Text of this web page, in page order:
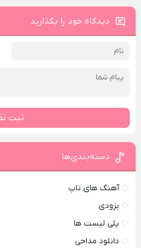
دیدگاه خود را بگذارید
ثبت
دسته‌بندی‌ها
آهنگ های تاپ
بزودی
پلی لیست ها
دانلود مداحی